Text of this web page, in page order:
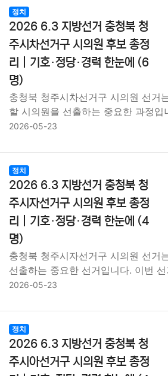
정치
2026 6.3 지방선거 충청북 청
주시차선거구 시의원 후보 총정
리｜기호·정당·경력 한눈에 (6
명)
충청북 청주시차선거구 시의원 선거
할 시의원을 선출하는 중요한 과정
2026-05-23
정치
2026 6.3 지방선거 충청북 청
주시자선거구 시의원 후보 총정
리｜기호·정당·경력 한눈에 (4
명)
충청북 청주시자선거구 시의원 선거
선출하는 중요한 선거입니다. 이번
2026-05-23
정치
2026 6.3 지방선거 충청북 청
주시아선거구 시의원 후보 총정